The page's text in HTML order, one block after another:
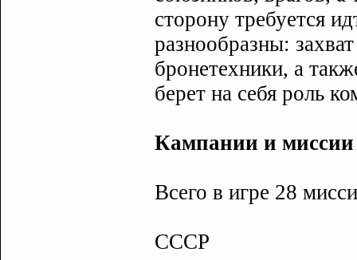
сторону требуется
разнообразны:
бронетехники, а
берет на себя роль
Кампании и миссии
Всего в игре 28
СССР